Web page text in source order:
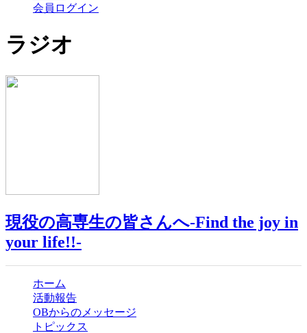
会員ログイン
ラジオ
現役の高専生の皆さんへ-Find the joy in
your life!!-
ホーム
活動報告
OBからのメッセージ
トピックス